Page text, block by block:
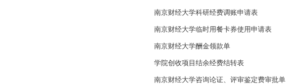
南京财经大学科研经费调账申请表
南京财经大学临时用餐卡券使用申请表
南京财经大学酬金领款单
学院创收项目结余经费结转表
南京财经大学咨询论证、评审鉴定费审批单